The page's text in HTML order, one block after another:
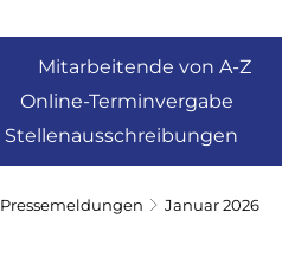
Mitarbeitende von A-Z
Online-Terminvergabe
Stellenausschreibungen
Pressemeldungen Januar 2026